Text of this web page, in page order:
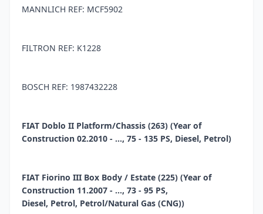
MANNLICH REF: MCF5902
FILTRON REF: K1228
BOSCH REF: 1987432228
FIAT Doblo II Platform/Chassis (263) (Year of
Construction 02.2010 - ..., 75 - 135 PS, Diesel, Petrol)
FIAT Fiorino III Box Body / Estate (225) (Year of
Construction 11.2007 - ..., 73 - 95 PS,
Diesel, Petrol, Petrol/Natural Gas (CNG))